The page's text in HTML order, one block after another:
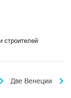
строителей
Две Венеции